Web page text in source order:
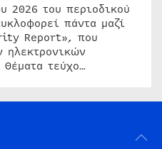
2026 του περιοδικού
πάντα μαζί
Report», που
ηλεκτρονικών
τεύχο…